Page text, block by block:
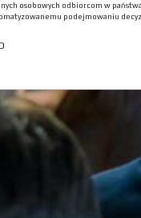
osobowych odbiorcom w
podejmowaniu